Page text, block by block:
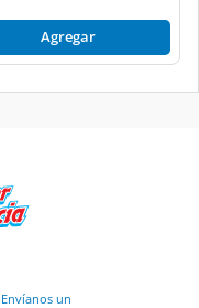
Agregar
Envíanos un